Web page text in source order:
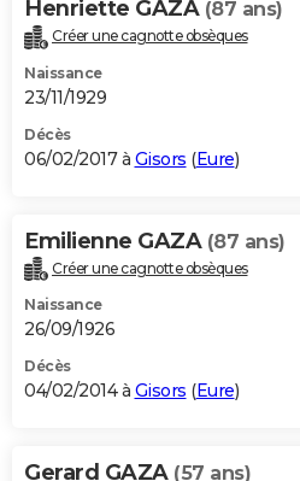
Henriette GAZA (87 ans)
Créer une cagnotte obsèques
Naissance
23/11/1929
Décès
06/02/2017 à Gisors (Eure)
Emilienne GAZA (87 ans)
Créer une cagnotte obsèques
Naissance
26/09/1926
Décès
04/02/2014 à Gisors (Eure)
Gerard GAZA (57 ans)